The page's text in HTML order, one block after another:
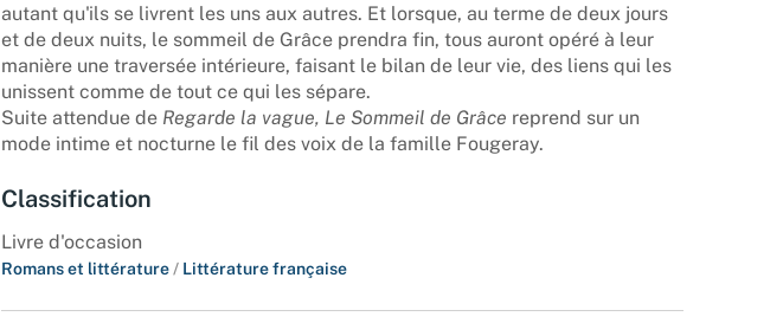
autant qu'ils se livrent les uns aux autres. Et lorsque, au terme de deux jours
et de deux nuits, le sommeil de Grâce prendra fin, tous auront opéré à leur
manière une traversée intérieure, faisant le bilan de leur vie, des liens qui les
unissent comme de tout ce qui les sépare.
Suite attendue de Regarde la vague, Le Sommeil de Grâce reprend sur un
mode intime et nocturne le fil des voix de la famille Fougeray.
Classification
Livre d'occasion
Romans et littérature / Littérature française